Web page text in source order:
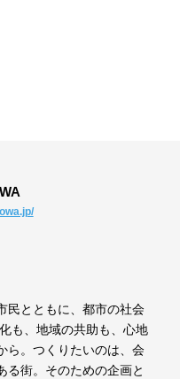
民とともに、都市の社会
も、地域の共助も、心地
ら。つくりたいのは、会
る街。そのための企画と